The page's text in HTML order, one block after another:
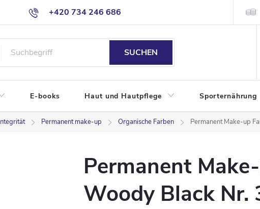
+420 734 246 686
SUCHEN
E-books Haut und Hautpflege Sporternährung
Permanent make-up Organische Farben Permanent Make-up
Permanent
Woody Black Nr.